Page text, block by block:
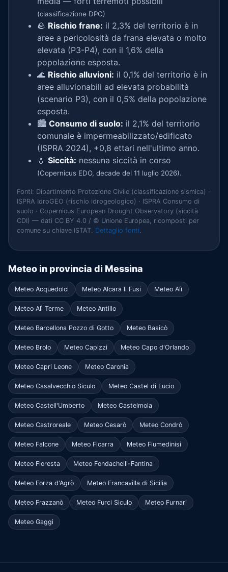
(classificazione DPC)
🪨 Rischio frane: il 2,3% del territorio è in
aree a pericolosità da frana elevata o molto
elevata (P3-P4), con il 1,6% della
popolazione esposta.
🌊 Rischio alluvioni: il 0,1% del territorio è in
aree alluvionabili ad elevata probabilità
(scenario P3), con il 0,5% della popolazione
esposta.
🏙️ Consumo di suolo: il 2,1% del territorio
comunale è impermeabilizzato/edificato
(ISPRA 2024), +0,8 ettari nell'ultimo anno.
💧 Siccità: nessuna siccità in corso
(Copernicus EDO, decade del 11 luglio 2026).
Fonti: Dipartimento Protezione Civile (classificazione sismica) ·
ISPRA IdroGEO (rischio idrogeologico) · ISPRA Consumo di
suolo · Copernicus European Drought Observatory (siccità
CDI) — dati CC BY 4.0 / © Unione Europea, ricomposti per
comune su chiave ISTAT. Dettaglio fonti.
Meteo in provincia di Messina
Meteo Acquedolci Meteo Alcara li Fusi Meteo Alì
Meteo Alì Terme Meteo Antillo
Meteo Barcellona Pozzo di Gotto Meteo Basicò
Meteo Brolo Meteo Capizzi Meteo Capo d'Orlando
Meteo Capri Leone Meteo Caronia
Meteo Casalvecchio Siculo Meteo Castel di Lucio
Meteo Castell'Umberto Meteo Castelmola
Meteo Castroreale Meteo Cesarò Meteo Condrò
Meteo Falcone Meteo Ficarra Meteo Fiumedinisi
Meteo Floresta Meteo Fondachelli-Fantina
Meteo Forza d'Agrò Meteo Francavilla di Sicilia
Meteo Frazzanò Meteo Furci Siculo Meteo Furnari
Meteo Gaggi